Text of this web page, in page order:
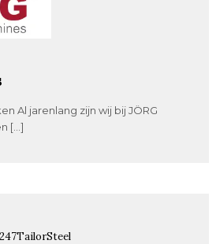
Al jarenlang zijn wij bij JÖRG
[…]